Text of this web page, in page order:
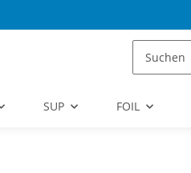
SUP FOIL